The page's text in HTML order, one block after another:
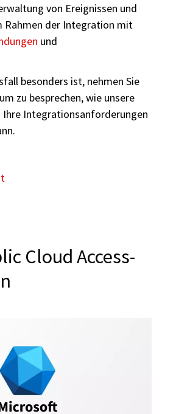
von Ereignissen und
Rahmen der Integration mit
und
besonders ist, nehmen Sie
zu besprechen, wie unsere
Ihre Integrationsanforderungen
Cloud Access-
Konnektivität: